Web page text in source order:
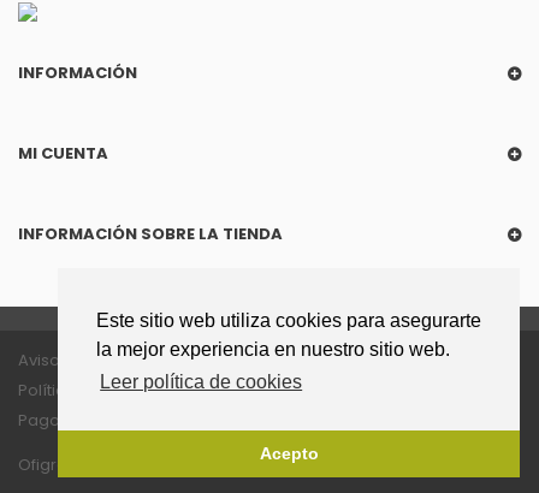
Este sitio web utiliza cookies para asegurarte
la mejor experiencia en nuestro sitio web.
Leer política de cookies
Acepto
INFORMACIÓN
MI CUENTA
INFORMACIÓN SOBRE LA TIENDA
Aviso legal
Política de privacidad
Política de cookies
Política enlaces
Pago seguro
Ofigrao © 2018
- Todos los derechos reservados.